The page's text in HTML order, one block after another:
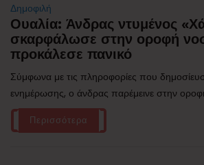
Δημοφιλή
Ουαλία: Άνδρας ντυμένος
σκαρφάλωσε στην οροφή
προκάλεσε πανικό
Σύμφωνα με τις πληροφορίες που
ενημέρωσης, ο άνδρας παρέμεινε στην
Περισσότερα